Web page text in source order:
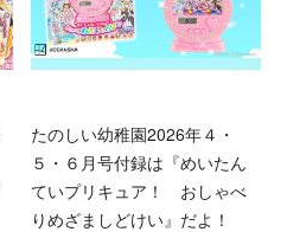
たのしい幼稚園2026年４・
５・６月号付録は『めいたん
ていプリキュア！ おしゃべ
りめざましどけい』だよ！